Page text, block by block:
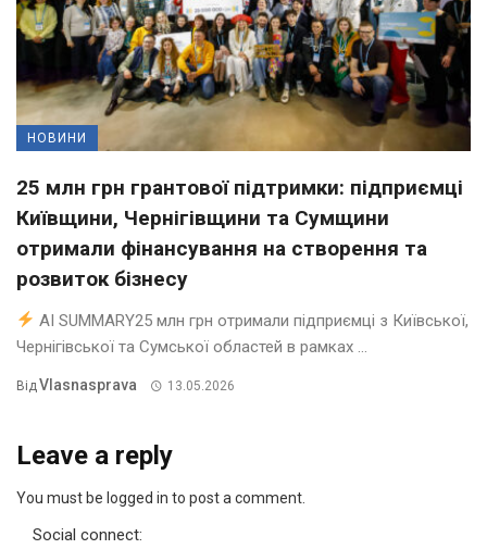
НОВИНИ
25 млн грн грантової підтримки: підприємці
Київщини, Чернігівщини та Сумщини
отримали фінансування на створення та
розвиток бізнесу
AI SUMMARY25 млн грн отримали підприємці з Київської,
Чернігівської та Сумської областей в рамках ...
Від Vlasnasprava 13.05.2026
Leave a reply
You must be logged in to post a comment.
Social connect: